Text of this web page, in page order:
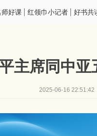
师好课 红领巾小记者 好书共
主席同中
2025-06-16 22:51:42